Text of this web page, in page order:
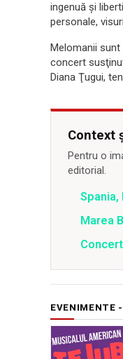
ingenuă şi
personale,
Melomanii
concert
Diana Ţugui,
Context
Pentru o
editorial.
Marea
EVENIMENTE